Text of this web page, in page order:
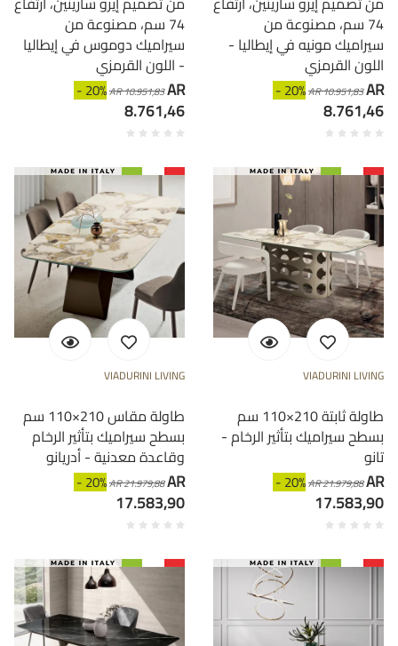
74 سم، مصنوعة من
سيراميك دوموس في إيطاليا
- اللون القرمزي
- 20%AR 10.951,83AR
8.761,46
74 سم، مصنوعة من
سيراميك مونيه في إيطاليا -
اللون القرمزي
- 20%AR 10.951,83AR
8.761,46
VIADURINI LIVING
طاولة مقاس 210×110 سم
بسطح سيراميك بتأثير الرخام
وقاعدة معدنية - أدريانو
- 20%AR 21.979,88AR
17.583,90
VIADURINI LIVING
طاولة ثابتة 210×110 سم
بسطح سيراميك بتأثير الرخام -
تانو
- 20%AR 21.979,88AR
17.583,90